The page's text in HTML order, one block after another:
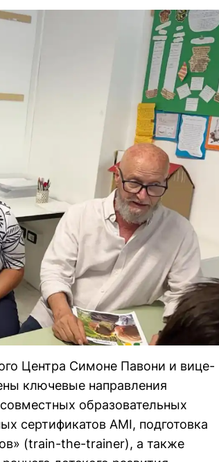
Центра Симоне Павони и вице-
ключевые направления
образовательных
сертификатов AMI, подготовка
(train-the-trainer), а также